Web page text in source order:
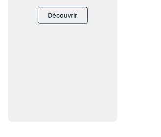
Découvrir